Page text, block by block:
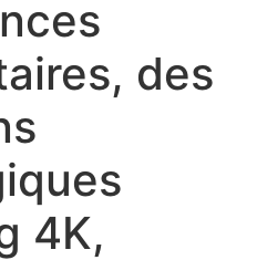
des
4K,